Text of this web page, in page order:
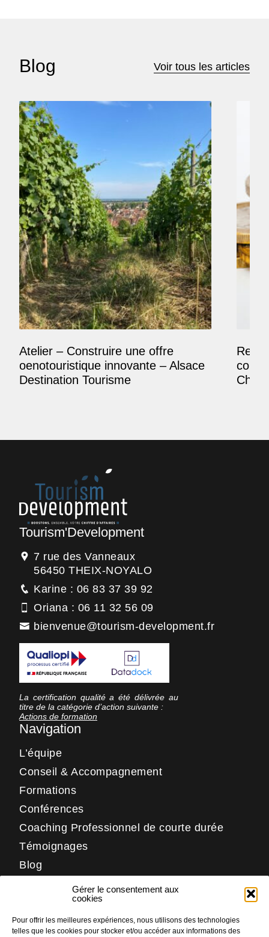
Gérer le consentement aux
cookies
Pour offrir les meilleures expériences, nous utilisons des technologies
telles que les cookies pour stocker et/ou accéder aux informations des
Blog Voir tous les articles
Atelier – Construire une offre
oenotouristique innovante – Alsace
Destination Tourisme
Tourism'Development
7 rue des Vanneaux
56450 THEIX-NOYALO
Karine : 06 83 37 39 92
Oriana : 06 11 32 56 09
bienvenue@tourism-development.fr
La certification qualité a été délivrée au
titre de la catégorie d’action suivante :
Actions de formation
Navigation
L’équipe
Conseil & Accompagnement
Formations
Conférences
Coaching Professionnel de courte durée
Témoignages
Blog
LinkedIn